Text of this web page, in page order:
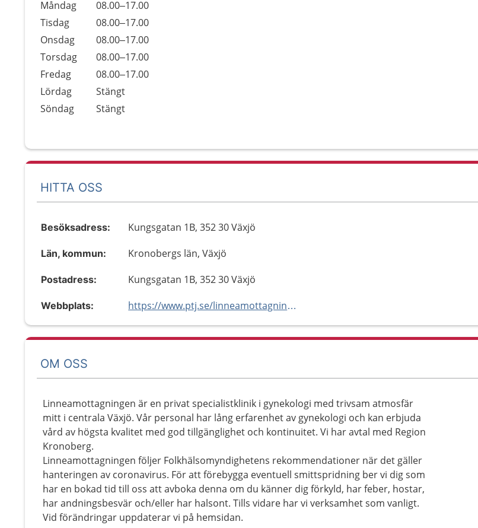
Dag
Öppettider
Kommentarer
Måndag
08.00–17.00
Tisdag
08.00–17.00
Onsdag
08.00–17.00
Torsdag
08.00–17.00
Fredag
08.00–17.00
Lördag
Stängt
Söndag
Stängt
HITTA OSS
Besöksadress: Kungsgatan 1B, 352 30 Växjö
Län, kommun: Kronobergs län, Växjö
Postadress: Kungsgatan 1B, 352 30 Växjö
Webbplats: https://www.ptj.se/linneamottagningen/
OM OSS
Linneamottagningen är en privat specialistklinik i gynekologi med trivsam atmosfär
mitt i centrala Växjö. Vår personal har lång erfarenhet av gynekologi och kan erbjuda
vård av högsta kvalitet med god tillgänglighet och kontinuitet. Vi har avtal med Region
Kronoberg.
Linneamottagningen följer Folkhälsomyndighetens rekommendationer när det gäller
hanteringen av coronavirus. För att förebygga eventuell smittspridning ber vi dig som
har en bokad tid till oss att avboka denna om du känner dig förkyld, har feber, hostar,
har andningsbesvär och/eller har halsont. Tills vidare har vi verksamhet som vanligt.
Vid förändringar uppdaterar vi på hemsidan.